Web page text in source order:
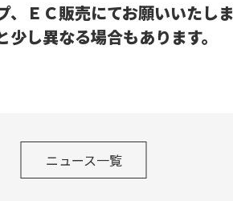
ＥＣ販売にてお願いいたしま
し異なる場合もあります。
ニュース一覧